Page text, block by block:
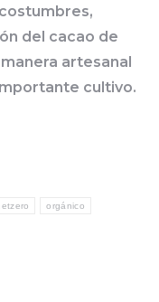
del cacao de
artesanal
cultivo.
orgánico